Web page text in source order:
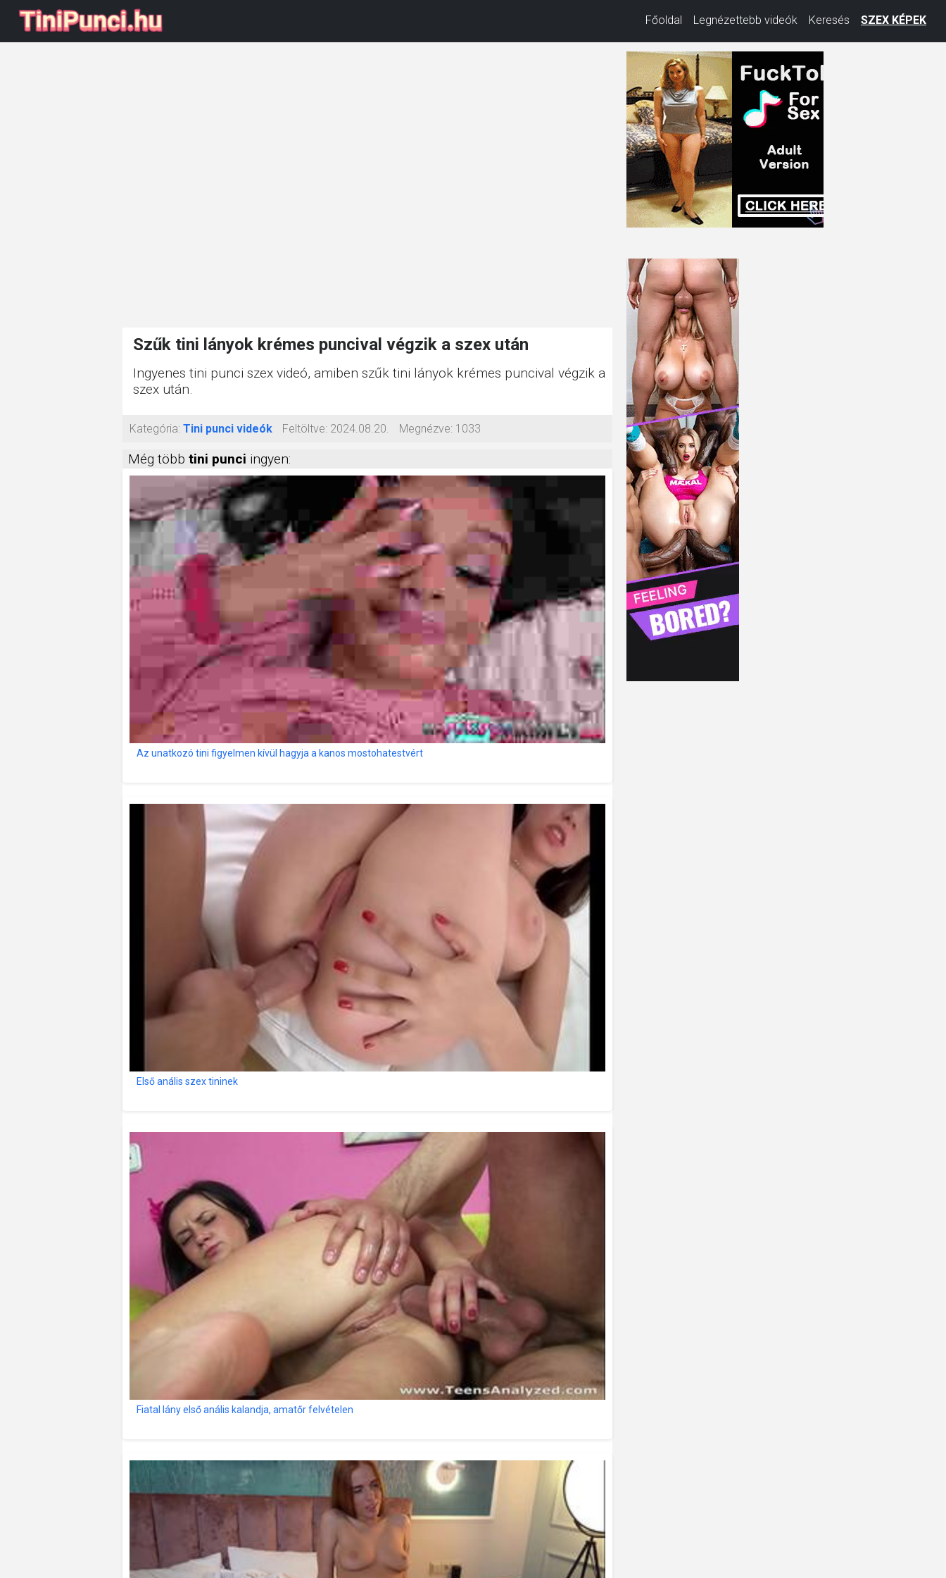
Főoldal Legnézettebb videók Keresés SZEX KÉPEK
Szűk tini lányok krémes puncival végzik a szex után
Ingyenes tini punci szex videó, amiben szűk tini lányok krémes puncival végzik a
szex után.
Kategória: Tini punci videók Feltöltve: 2024.08.20. Megnézve: 1033
Még több tini punci ingyen:
Az unatkozó tini figyelmen kívül hagyja a kanos mostohatestvért
Első anális szex tininek
Fiatal lány első anális kalandja, amatőr felvételen